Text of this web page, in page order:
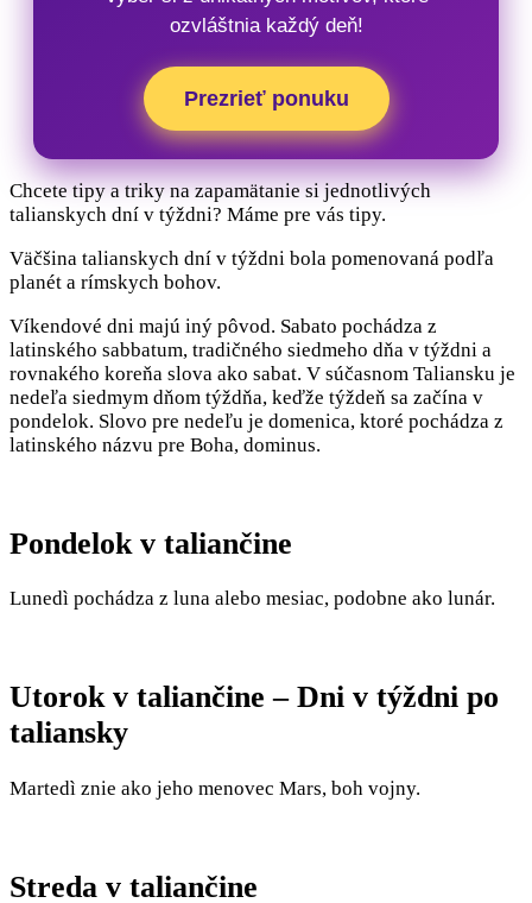
ozvláštnia každý deň!
Prezrieť ponuku
Chcete tipy a triky na zapamätanie si jednotlivých
talianskych dní v týždni? Máme pre vás tipy.
Väčšina talianskych dní v týždni bola pomenovaná podľa
planét a rímskych bohov.
Víkendové dni majú iný pôvod. Sabato pochádza z
latinského sabbatum, tradičného siedmeho dňa v týždni a
rovnakého koreňa slova ako sabat. V súčasnom Taliansku je
nedeľa siedmym dňom týždňa, keďže týždeň sa začína v
pondelok. Slovo pre nedeľu je domenica, ktoré pochádza z
latinského názvu pre Boha, dominus.
Pondelok v taliančine
Lunedì pochádza z luna alebo mesiac, podobne ako lunár.
Utorok v taliančine – Dni v týždni po
taliansky
Martedì znie ako jeho menovec Mars, boh vojny.
Streda v taliančine